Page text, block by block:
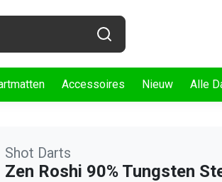
Accessoires Nieuw Alle
Shot Darts
Zen Roshi 90% Tungsten